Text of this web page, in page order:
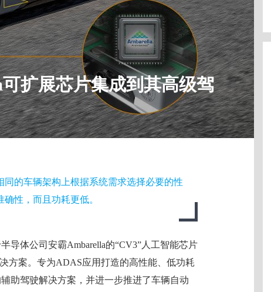
扩展芯片集成到其高级驾
的车辆架构上根据系统需求选择必要的性
性，而且功耗更低。
导体公司安霸Ambarella的“CV3”人工智能芯片
方案。专为ADAS应用打造的高性能、低功耗
助驾驶解决方案，并进一步推进了车辆自动